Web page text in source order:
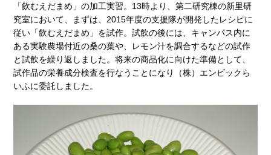
「飲むえだまめ」の加工実習。13時より、第二研究棟の新里研
究室において、まずは、2015年度の支援隊が開発したレシピに
従い「飲むえだまめ」を試作。試飲の後には、キャンパス内に
ある実験農場付近の桑の葉や、レモン汁を調合するなどの試作
と試飲を繰り返しました。将来の商品化に向けた準備として、
試作品の栄養成分検査を行なうことになり（株）エンビックら
いふに委託しました。